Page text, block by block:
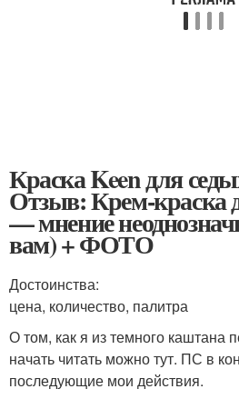
Краска Keen для
Отзыв: Крем-краска
— мнение
вам) + ФОТО
Достоинства:
цена, количество, палитра
О том, как я из темного каштана
начать читать можно тут. ПС в
последующие мои действия.